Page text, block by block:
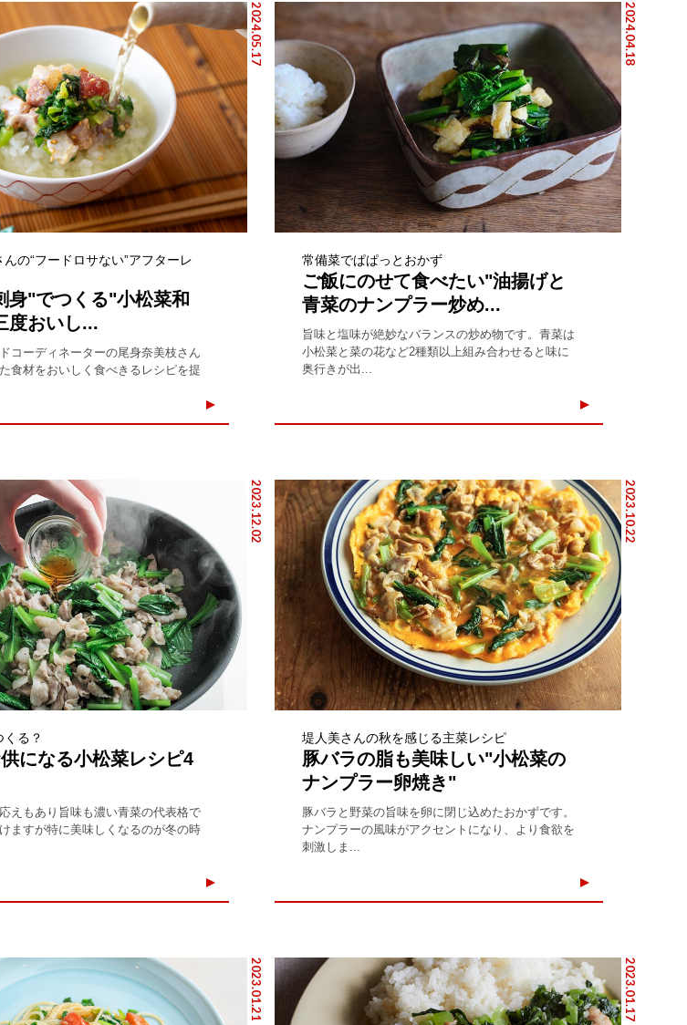
2024.05.17
の“フードロサない”アフターレ
身"でつくる"小松菜和
度おいし...
コーディネーターの尾身奈美枝さん
食材をおいしく食べきるレシピを提
2024.04.18
常備菜でぱぱっとおかず
ご飯にのせて食べたい"油揚げと
青菜のナンプラー炒め...
旨味と塩味が絶妙なバランスの炒め物です。青菜は
小松菜と菜の花など2種類以上組み合わせると味に
奥行きが出...
2023.12.02
る？
になる小松菜レシピ4
えもあり旨味も濃い青菜の代表格で
ますが特に美味しくなるのが冬の時
2023.10.22
堤人美さんの秋を感じる主菜レシピ
豚バラの脂も美味しい"小松菜の
ナンプラー卵焼き"
豚バラと野菜の旨味を卵に閉じ込めたおかずです。
ナンプラーの風味がアクセントになり、より食欲を
刺激しま...
2023.01.21 2023.01.17